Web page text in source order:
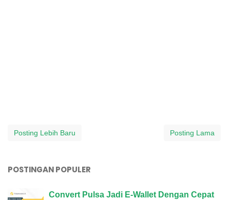
Posting Lebih Baru Posting Lama
POSTINGAN POPULER
Convert Pulsa Jadi E-Wallet Dengan Cepat